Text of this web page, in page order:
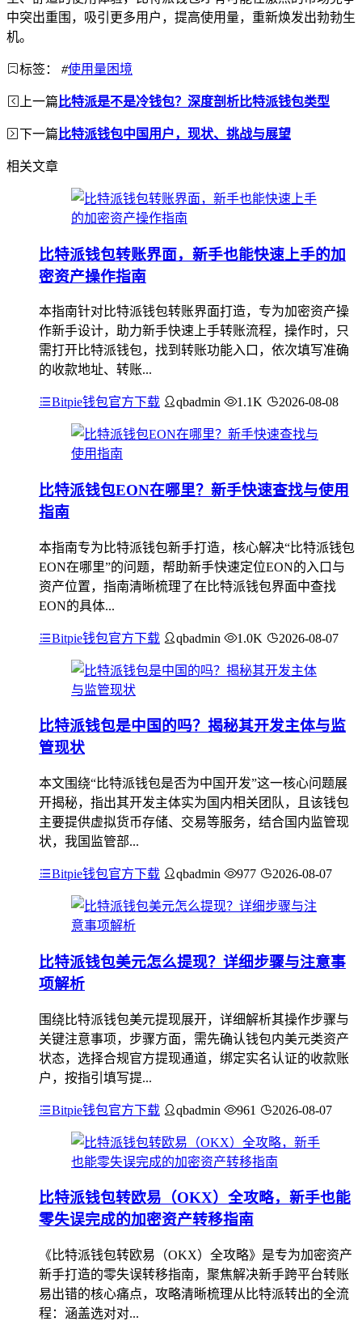
中突出重围，吸引更多用户，提高使用量，重新焕发出勃勃生
机。
标签： #使用量困境
上一篇 比特派是不是冷钱包？深度剖析比特派钱包类型
下一篇 比特派钱包中国用户，现状、挑战与展望
相关文章
比特派钱包转账界面，新手也能快速上手的加
密资产操作指南
本指南针对比特派钱包转账界面打造，专为加密资产操
作新手设计，助力新手快速上手转账流程，操作时，只
需打开比特派钱包，找到转账功能入口，依次填写准确
的收款地址、转账...
Bitpie钱包官方下载 qbadmin 1.1K 2026-08-08
比特派钱包EON在哪里？新手快速查找与使用
指南
本指南专为比特派钱包新手打造，核心解决“比特派钱包
EON在哪里”的问题，帮助新手快速定位EON的入口与
资产位置，指南清晰梳理了在比特派钱包界面中查找
EON的具体...
Bitpie钱包官方下载 qbadmin 1.0K 2026-08-07
比特派钱包是中国的吗？揭秘其开发主体与监
管现状
本文围绕“比特派钱包是否为中国开发”这一核心问题展
开揭秘，指出其开发主体实为国内相关团队，且该钱包
主要提供虚拟货币存储、交易等服务，结合国内监管现
状，我国监管部...
Bitpie钱包官方下载 qbadmin 977 2026-08-07
比特派钱包美元怎么提现？详细步骤与注意事
项解析
围绕比特派钱包美元提现展开，详细解析其操作步骤与
关键注意事项，步骤方面，需先确认钱包内美元类资产
状态，选择合规官方提现通道，绑定实名认证的收款账
户，按指引填写提...
Bitpie钱包官方下载 qbadmin 961 2026-08-07
比特派钱包转欧易（OKX）全攻略，新手也能
零失误完成的加密资产转移指南
《比特派钱包转欧易（OKX）全攻略》是专为加密资产
新手打造的零失误转移指南，聚焦解决新手跨平台转账
易出错的核心痛点，攻略清晰梳理从比特派转出的全流
程：涵盖选对对...